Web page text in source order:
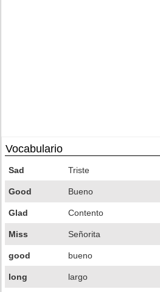
Vocabulario
Sad Triste
Good Bueno
Glad Contento
Miss Señorita
good bueno
long largo